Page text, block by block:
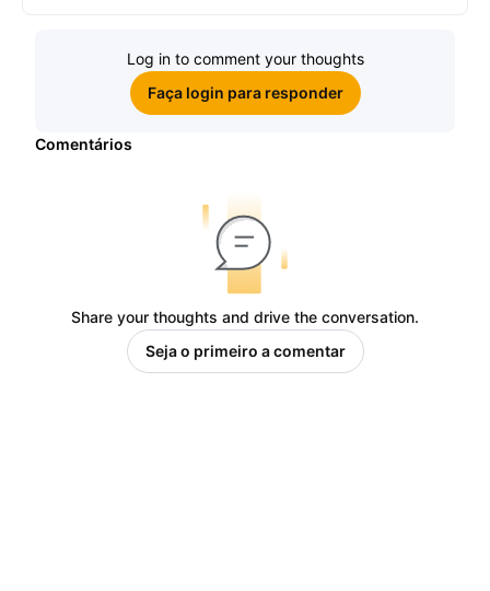
Log in to comment your thoughts
Faça login para responder
Comentários
Share your thoughts and drive the conversation.
Seja o primeiro a comentar